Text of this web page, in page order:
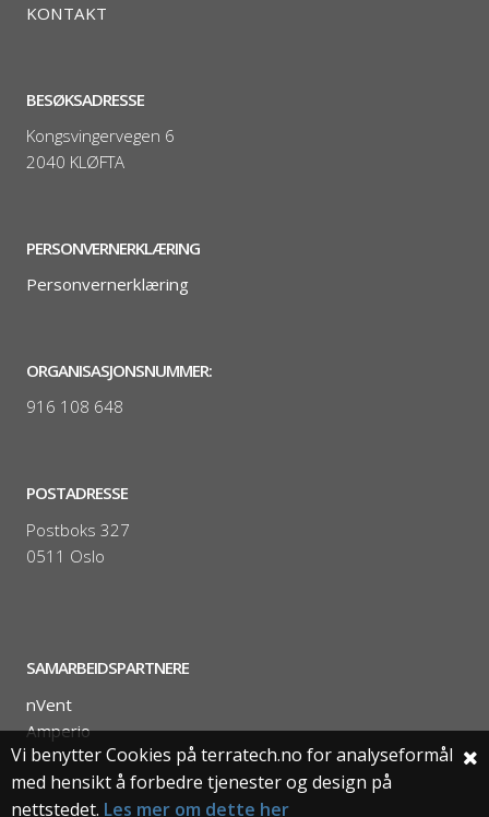
KONTAKT
BESØKSADRESSE
Kongsvingervegen 6
2040 KLØFTA
PERSONVERNERKLÆRING
Personvernerklæring
ORGANISASJONSNUMMER:
916 108 648
POSTADRESSE
Postboks 327
0511 Oslo
SAMARBEIDSPARTNERE
nVent
Amperio
Vi benytter Cookies på terratech.no for analyseformål
med hensikt å forbedre tjenester og design på
nettstedet. Les mer om dette her